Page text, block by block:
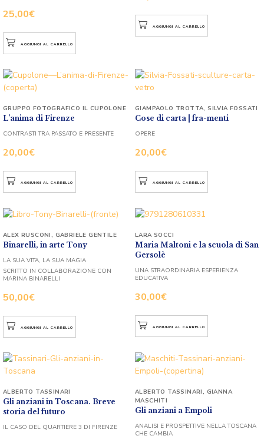
25,00€
AGGIUNGI AL CARRELLO
AGGIUNGI AL CARRELLO
L’anima di Firenze
20,00€
GRUPPO FOTOGRAFICO IL CUPOLONE
CONTRASTI TRA PASSATO E PRESENTE
AGGIUNGI AL CARRELLO
Cose di carta | fra-menti
20,00€
GIAMPAOLO TROTTA, SILVIA FOSSATI
OPERE
AGGIUNGI AL CARRELLO
Binarelli, in arte Tony
50,00€
ALEX RUSCONI, GABRIELE GENTILE
LA SUA VITA, LA SUA MAGIA
SCRITTO IN COLLABORAZIONE CON
MARINA BINARELLI
AGGIUNGI AL CARRELLO
Maria Maltoni e la scuola di San
Gersolè
30,00€
LARA SOCCI
UNA STRAORDINARIA ESPERIENZA
EDUCATIVA
AGGIUNGI AL CARRELLO
Gli anziani in Toscana. Breve
storia del futuro
ALBERTO TASSINARI
IL CASO DEL QUARTIERE 3 DI FIRENZE
Gli anziani a Empoli
ALBERTO TASSINARI, GIANNA
MASCHITI
ANALISI E PROSPETTIVE NELLA TOSCANA
CHE CAMBIA